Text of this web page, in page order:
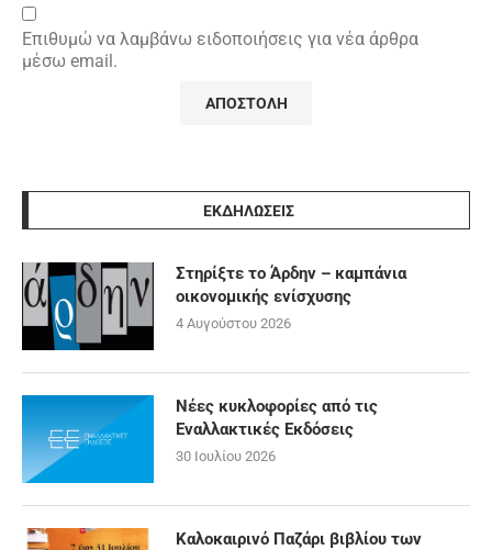
Επιθυμώ να λαμβάνω ειδοποιήσεις για νέα άρθρα
μέσω email.
ΕΚΔΗΛΩΣΕΙΣ
Στηρίξτε το Άρδην – καμπάνια
οικονομικής ενίσχυσης
4 Αυγούστου 2026
Νέες κυκλοφορίες από τις
Εναλλακτικές Εκδόσεις
30 Ιουλίου 2026
Καλοκαιρινό Παζάρι βιβλίου των